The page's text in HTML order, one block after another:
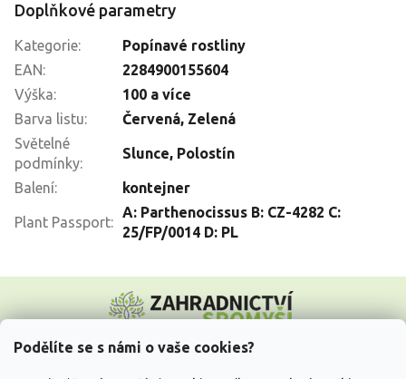
Podělíte se s námi o vaše cookies?
Doplňkové parametry
Kategorie:
Popínavé rostliny
EAN:
2284900155604
Výška:
100 a více
Barva listu: Červená, Zelená
Světelné
podmínky:
Slunce, Polostín
Balení: kontejner
Plant Passport:
A: Parthenocissus B: CZ-4282 C:
25/FP/0014 D: PL
p